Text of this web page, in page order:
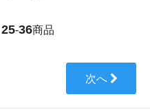
25-36商品
次へ